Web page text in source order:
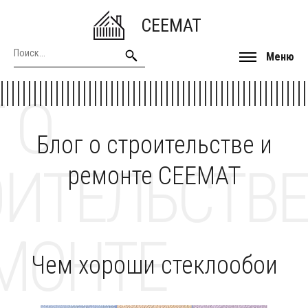
CEEMAT
Меню
Блог о строительстве и
ремонте CEEMAT
О
Чем хороши стеклообои